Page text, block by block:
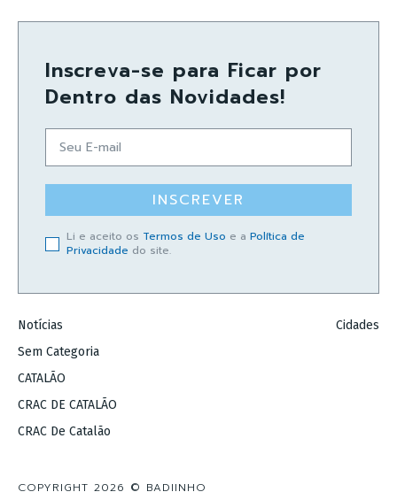
Inscreva-se para Ficar por
Dentro das Novidades!
INSCREVER
Li e aceito os Termos de Uso e a Política de
Privacidade do site.
Notícias
Sem Categoria
CATALÃO
CRAC DE CATALÃO
CRAC De Catalão
Cidades
COPYRIGHT 2026 © BADIINHO